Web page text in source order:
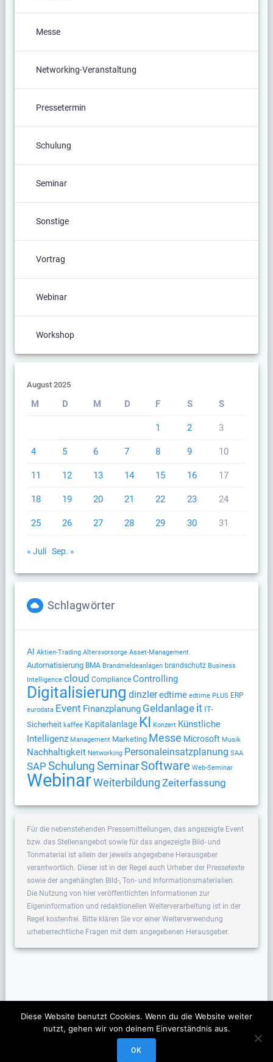
Messe
Networking-Veranstaltung
Pressetermin
Schulung
Seminar
Sonstige
Vortrag
Webinar
Workshop
August 2025
M D M D F S S
1 2 3
4 5 6 7 8 9 10
11 12 13 14 15 16 17
18 19 20 21 22 23 24
25 26 27 28 29 30 31
« Juli Sep. »
Schlagwörter
AI Aktien-Trading Altersvorsorge Asset-Management
Automatisierung BMA Brandmeldeanlagen brandschutz Business
Intelligence cloud Compliance Controlling
Digitalisierung dinzleredtime edtime PLUS ERP
eurodata Event Finanzplanung Geldanlage it IT-
Sicherheit kaffee Kapitalanlage KI Konzert Künstliche
Intelligenz Management Marketing Messe Microsoft Musik
Nachhaltigkeit Networking Personaleinsatzplanung SAA
SAP SchulungSeminarSoftware Web-Seminar
WebinarWeiterbildung Zeiterfassung
Für die nebenstehenden Pressemitteilungen, das angezeigte Event
bzw. das Stellenangebot sowie für das angezeigte Bild- und
Tonmaterial ist allein der jeweils angegebene Herausgeber
verantwortlich. Dieser ist in der Regel auch Urheber der Pressetexte
sowie der angehängten Bild-, Ton- und Informationsmaterialien.
Die Nutzung von hier veröffentlichten Informationen zur
Eigeninformation und redaktionellen Weiterverarbeitung ist in der
Regel kostenfrei. Bitte klären Sie vor einer Weiterverwendung
urheberrechtliche Fragen mit dem angegebenen Herausgeber.
Diese Website benutzt Cookies. Wenn du die Website weiter
nutzt, gehen wir von deinem Einverständnis aus.
OK